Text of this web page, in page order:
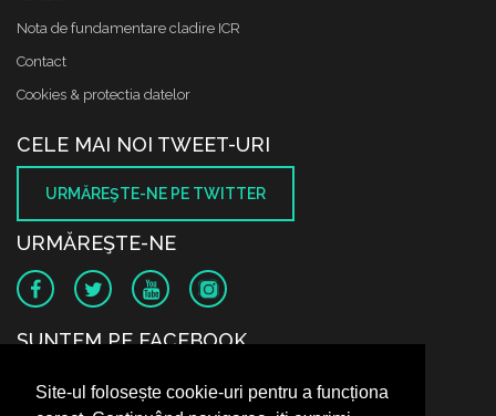
Site-ul folosește cookie-uri pentru a funcționa
Nota de fundamentare cladire ICR
Contact
Cookies & protectia datelor
CELE MAI NOI TWEET-URI
URMĂREŞTE-NE PE TWITTER
URMĂREŞTE-NE
SUNTEM PE FACEBOOK